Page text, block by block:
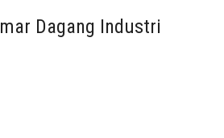
Dagang Industri